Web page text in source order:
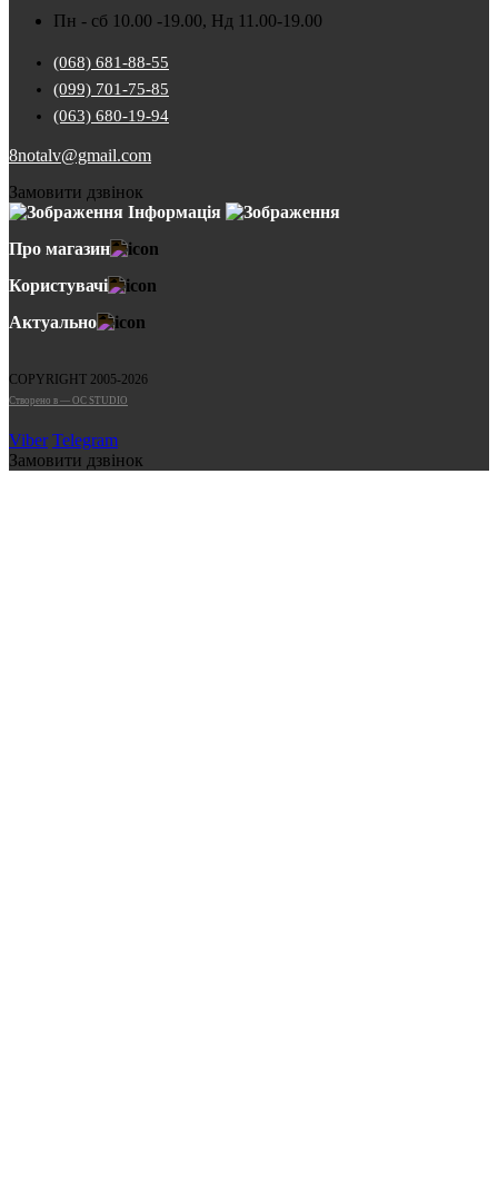
Пн - сб 10.00 -19.00, Нд 11.00-19.00
(068) 681-88-55
(099) 701-75-85
(063) 680-19-94
8notalv@gmail.com
Замовити дзвінок
Інформація
Про магазин
Користувачі
Актуально
COPYRIGHT 2005-2026
Cтворено в — OC STUDIO
Viber Telegram
Замовити дзвінок